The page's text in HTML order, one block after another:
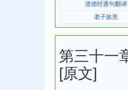
道德经逐句翻译
老子故里
第三十一
[原文]